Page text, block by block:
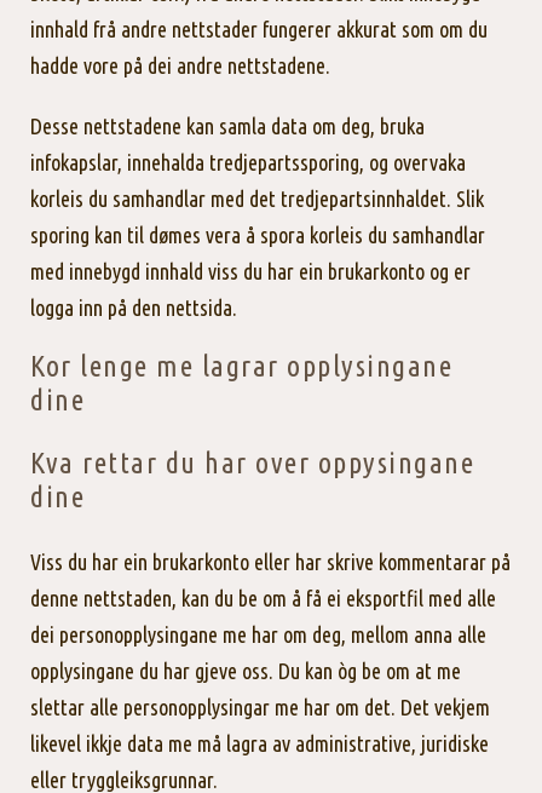
innhald frå andre nettstader fungerer akkurat som om du
hadde vore på dei andre nettstadene.
Desse nettstadene kan samla data om deg, bruka
infokapslar, innehalda tredjepartssporing, og overvaka
korleis du samhandlar med det tredjepartsinnhaldet. Slik
sporing kan til dømes vera å spora korleis du samhandlar
med innebygd innhald viss du har ein brukarkonto og er
logga inn på den nettsida.
Kor lenge me lagrar opplysingane
dine
Kva rettar du har over oppysingane
dine
Viss du har ein brukarkonto eller har skrive kommentarar på
denne nettstaden, kan du be om å få ei eksportfil med alle
dei personopplysingane me har om deg, mellom anna alle
opplysingane du har gjeve oss. Du kan òg be om at me
slettar alle personopplysingar me har om det. Det vekjem
likevel ikkje data me må lagra av administrative, juridiske
eller tryggleiksgrunnar.